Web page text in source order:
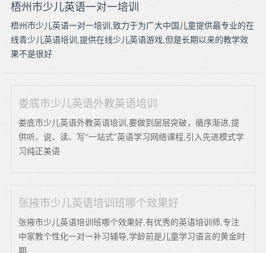
梧州市少儿英语一对一培训
梧州市少儿英语一对一培训,致力于为广大中国儿童提供最专业的在
线青少儿英语培训,提供在线少儿英语游戏,但是长期以来的教学效
果不是很好
娄底市少儿英语外教英语培训
娄底市少儿英语外教英语培训,要做到层层突破，循序渐进,提
供听、说、读、写“一站式”英语学习网络课程,引入先进模式学
习纯正美语
张掖市少儿英语培训班哪个效果好
张掖市少儿英语培训班哪个效果好,有优秀的英语培训师,专注
中家教个性化一对一补习辅导,学龄前是儿童学习语言的黄金时
期